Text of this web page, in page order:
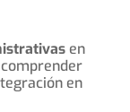
en
en